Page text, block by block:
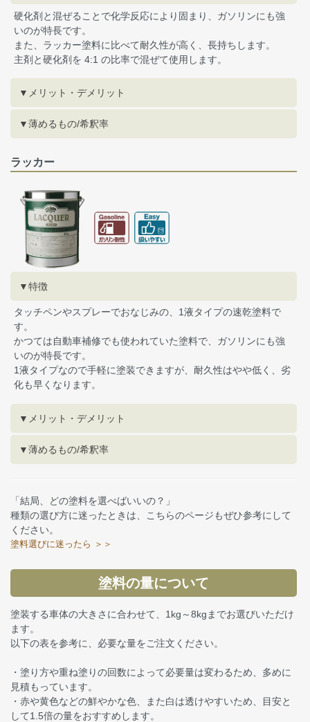
硬化剤と混ぜることで化学反応により固まり、ガソリンにも強
いのが特長です。
また、ラッカー塗料に比べて耐久性が高く、長持ちします。
主剤と硬化剤を 4:1 の比率で混ぜて使用します。
▼メリット・デメリット
▼薄めるもの/希釈率
ラッカー
▼特徴
タッチペンやスプレーでおなじみの、1液タイプの速乾塗料で
す。
かつては自動車補修でも使われていた塗料で、ガソリンにも強
いのが特長です。
1液タイプなので手軽に塗装できますが、耐久性はやや低く、劣
化も早くなります。
▼メリット・デメリット
▼薄めるもの/希釈率
「結局、どの塗料を選べばいいの？」
種類の選び方に迷ったときは、こちらのページもぜひ参考にして
ください。
塗料選びに迷ったら ＞＞
塗料の量について
塗装する車体の大きさに合わせて、1kg～8kgまでお選びいただけ
ます。
以下の表を参考に、必要な量をご注文ください。
・塗り方や重ね塗りの回数によって必要量は変わるため、多めに
見積もっています。
・赤や黄色などの鮮やかな色、また白は透けやすいため、目安と
して1.5倍の量をおすすめします。